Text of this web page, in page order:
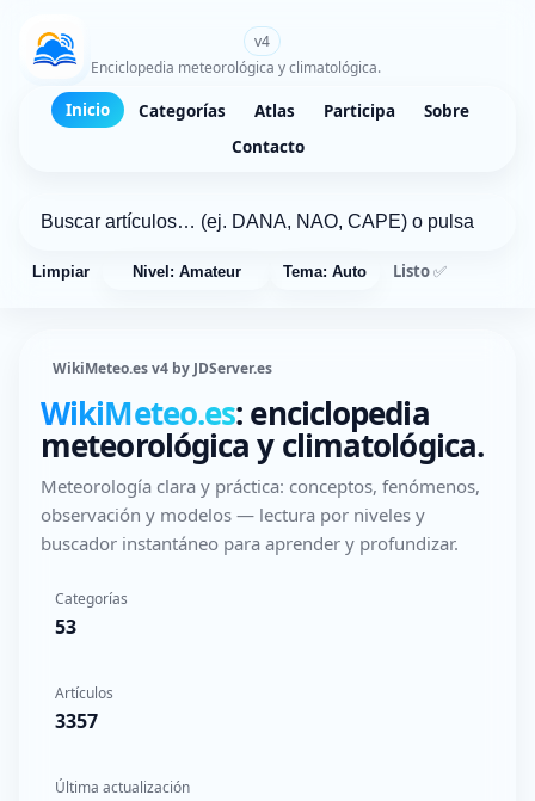
v4
Enciclopedia meteorológica y climatológica.
Inicio Categorías Atlas Participa
Sobre
Contacto
Limpiar Nivel: Amateur Tema: Auto Listo ✅
WikiMeteo.es v4 by JDServer.es
WikiMeteo.es: enciclopedia
meteorológica y climatológica.
Meteorología clara y práctica: conceptos, fenómenos,
observación y modelos — lectura por niveles y
buscador instantáneo para aprender y profundizar.
Categorías
53
Artículos
3357
Última actualización